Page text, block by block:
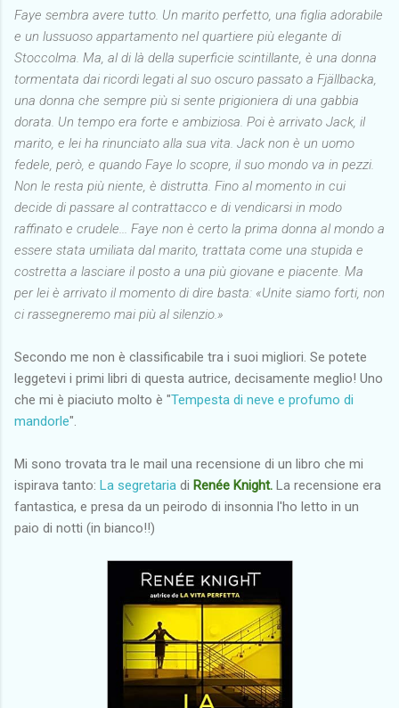
Faye sembra avere tutto. Un marito perfetto, una figlia adorabile
e un lussuoso appartamento nel quartiere più elegante di
Stoccolma. Ma, al di là della superficie scintillante, è una donna
tormentata dai ricordi legati al suo oscuro passato a Fjällbacka,
una donna che sempre più si sente prigioniera di una gabbia
dorata. Un tempo era forte e ambiziosa. Poi è arrivato Jack, il
marito, e lei ha rinunciato alla sua vita. Jack non è un uomo
fedele, però, e quando Faye lo scopre, il suo mondo va in pezzi.
Non le resta più niente, è distrutta. Fino al momento in cui
decide di passare al contrattacco e di vendicarsi in modo
raffinato e crudele... Faye non è certo la prima donna al mondo a
essere stata umiliata dal marito, trattata come una stupida e
costretta a lasciare il posto a una più giovane e piacente. Ma
per lei è arrivato il momento di dire basta: «Unite siamo forti, non
ci rassegneremo mai più al silenzio.»
Secondo me non è classificabile tra i suoi migliori. Se potete
leggetevi i primi libri di questa autrice, decisamente meglio! Uno
che mi è piaciuto molto è "Tempesta di neve e profumo di
mandorle".
Mi sono trovata tra le mail una recensione di un libro che mi
ispirava tanto: La segretaria di Renée Knight. La recensione era
fantastica, e presa da un peirodo di insonnia l'ho letto in un
paio di notti (in bianco!!)